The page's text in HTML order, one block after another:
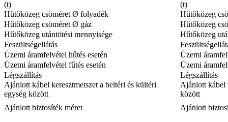
(t)
(t)
Hűtőközeg csöméret Ø folyadék
Hűtőközeg
Hűtőközeg csöméret Ø gáz
Hűtőközeg
Hűtőközeg utántötési mennyisége
Hűtőközeg
Feszültségellátás
Üzemi áramfelvétel hűtés esetén
Üzemi
Üzemi áramfelvétel fűtés esetén
Üzemi
Légszállítás
Légszállítás
Ajánlott kábel keresztmetszet a beltéri és kültéri
egység között
Ajánlott kábel
között
Ajánlott biztosíték méret
Ajánlott